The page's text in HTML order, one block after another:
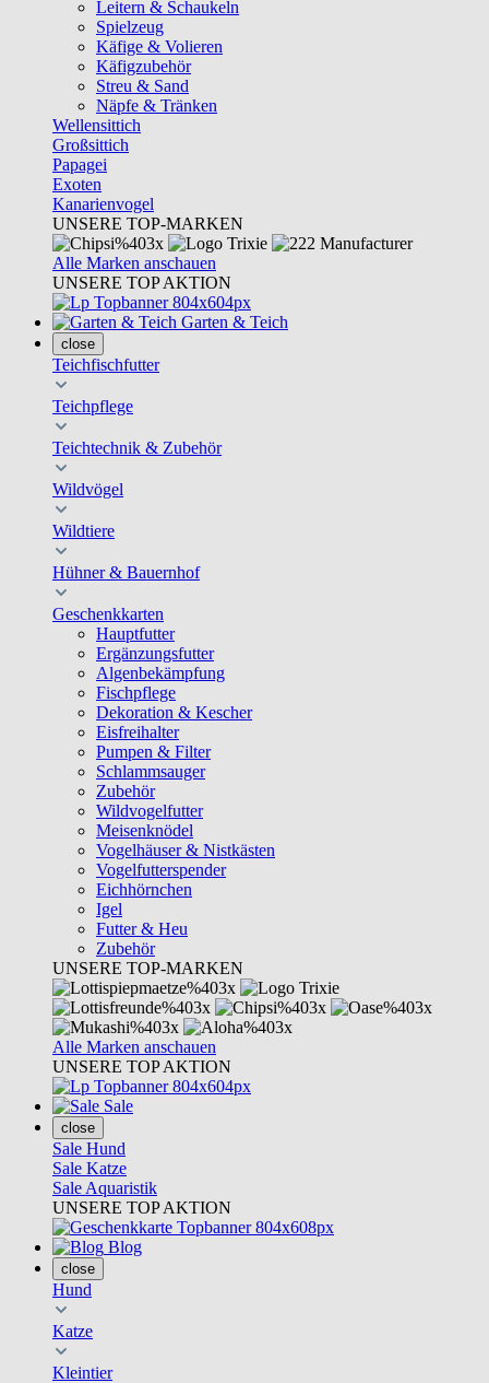
Leitern & Schaukeln
Spielzeug
Käfige & Volieren
Käfigzubehör
Streu & Sand
Näpfe & Tränken
Wellensittich
Großsittich
Papagei
Exoten
Kanarienvogel
UNSERE TOP-MARKEN
Alle Marken anschauen
UNSERE TOP AKTION
Garten & Teich
close
Teichfischfutter
Teichpflege
Teichtechnik & Zubehör
Wildvögel
Wildtiere
Hühner & Bauernhof
Geschenkkarten
Hauptfutter
Ergänzungsfutter
Algenbekämpfung
Fischpflege
Dekoration & Kescher
Eisfreihalter
Pumpen & Filter
Schlammsauger
Zubehör
Wildvogelfutter
Meisenknödel
Vogelhäuser & Nistkästen
Vogelfutterspender
Eichhörnchen
Igel
Futter & Heu
Zubehör
UNSERE TOP-MARKEN
Alle Marken anschauen
UNSERE TOP AKTION
Sale
close
Sale Hund
Sale Katze
Sale Aquaristik
UNSERE TOP AKTION
Blog
close
Hund
Katze
Kleintier